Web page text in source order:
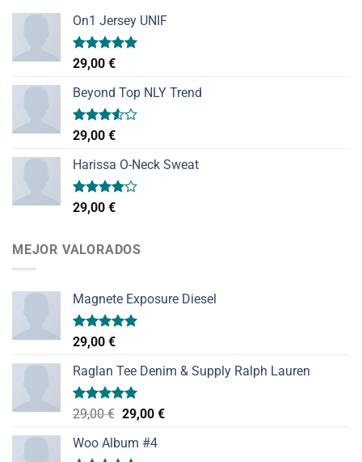
On1 Jersey UNIF
Valorado
con
de 5
29,00 €
Beyond Top NLY Trend
Valorado
con
3.50de
5
29,00 €
Harissa O-Neck Sweat
Valorado
con
29,00 €
MEJOR VALORADOS
Magnete Exposure Diesel
Valorado
con
de 5
29,00 €
Raglan Tee Denim & Supply Ralph Lauren
Valorado
de 5
29,00€ El
original
29,00 €El
Woo Album #4